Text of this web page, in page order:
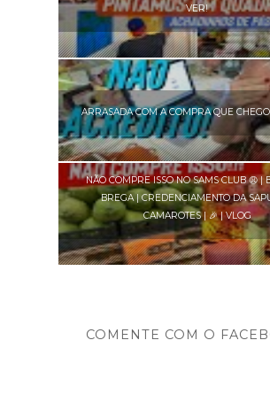
VER!
ARRASADA COM A COMPRA QUE
NÃO COMPRE ISSO NO SAMS CLUB 😩 |
BREGA | CREDENCIAMENTO DA
CAMAROTES | 🎉 | VLOG
COMENTE COM O